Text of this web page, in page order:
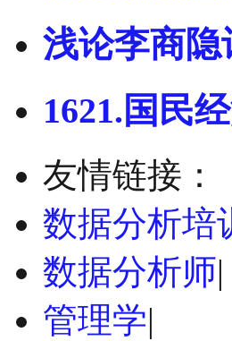
浅论李商
1621.国民
友情链接：
数据分析培
数据分析师|
管理学|